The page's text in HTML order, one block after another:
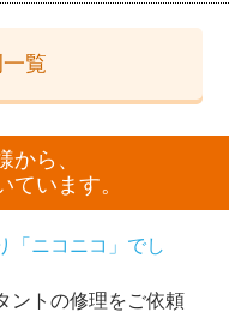
覧
から、
ています。
「ニコニコ」でし
ントの修理をご依頼